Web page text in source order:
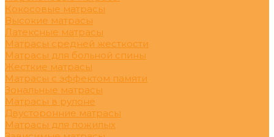
Кокосовые матрасы
Высокие матрасы
Латексные матрасы
Матрасы средней жесткости
Матрасы для больной спины
Жесткие матрасы
Матрасы с эффектом памяти
Зональные матрасы
Матрасы в рулоне
Двусторонние матрасы
Матрасы для пожилых